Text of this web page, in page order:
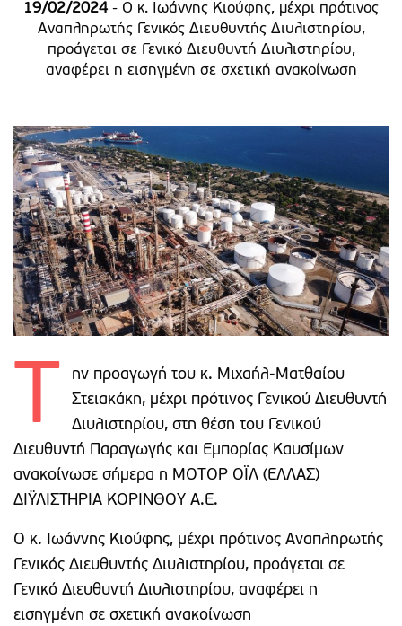
19/02/2024- Ο κ. Ιωάννης Κιούφης, μέχρι πρότινος
Αναπληρωτής Γενικός Διευθυντής Διυλιστηρίου,
προάγεται σε Γενικό Διευθυντή Διυλιστηρίου,
αναφέρει η εισηγμένη σε σχετική ανακοίνωση
Τ
ην προαγωγή του κ. Μιχαήλ-Ματθαίου
Στειακάκη, μέχρι πρότινος Γενικού Διευθυντή
Διυλιστηρίου, στη θέση του Γενικού
Διευθυντή Παραγωγής και Εμπορίας Καυσίμων
ανακοίνωσε σήμερα η ΜΟΤΟΡ ΟΪΛ (ΕΛΛΑΣ)
ΔΙΫΛΙΣΤΗΡΙΑ ΚΟΡΙΝΘΟΥ Α.Ε.
Ο κ. Ιωάννης Κιούφης, μέχρι πρότινος Αναπληρωτής
Γενικός Διευθυντής Διυλιστηρίου, προάγεται σε
Γενικό Διευθυντή Διυλιστηρίου, αναφέρει η
εισηγμένη σε σχετική ανακοίνωση